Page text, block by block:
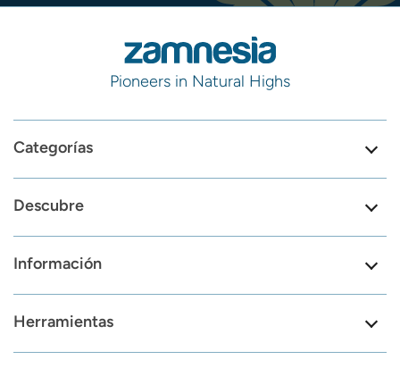
Pioneers in Natural Highs
Categorías
Descubre
Información
Herramientas